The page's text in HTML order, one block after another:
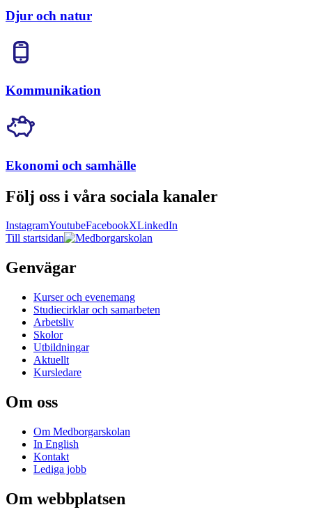
Djur och natur
Kommunikation
Ekonomi och samhälle
Följ oss i våra sociala kanaler
InstagramYoutubeFacebookXLinkedIn
Till startsidan
Genvägar
Kurser och evenemang
Studiecirklar och samarbeten
Arbetsliv
Skolor
Utbildningar
Aktuellt
Kursledare
Om oss
Om Medborgarskolan
In English
Kontakt
Lediga jobb
Om webbplatsen